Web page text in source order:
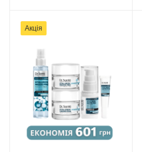
Акція